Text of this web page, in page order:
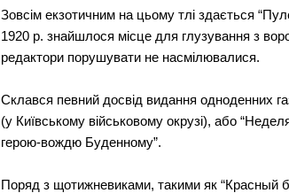
Зовсім екзотичним на цьому тлі здається
1920 р. знайшлося місце для глузування з
редактори порушувати не насмілювалися.
Склався певний досвід видання одноденних
(у Київському військовому окрузі), або
герою-вождю Буденному”.
Поряд з щотижневиками, такими як “Красный